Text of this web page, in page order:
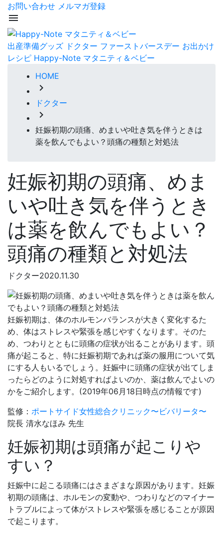
お問い合わせ メルマガ登録
menu
出産準備グッズ ドクター ファーストバースデー お出かけ
レシピ Happy-Note マタニティ＆ベビー
HOME
chevron_right
ドクター
chevron_right
妊娠初期の頭痛、めまいや吐き気を伴うときは
薬を飲んでもよい？頭痛の種類と対処法
妊娠初期の頭痛、めま
いや吐き気を伴うとき
は薬を飲んでもよい？
頭痛の種類と対処法
ドクター2020.11.30
妊娠初期は、体のホルモンバランスが大きく変化するた
め、体はストレスや緊張を感じやすくなります。そのた
め、つわりとともに頭痛の症状が出ることがあります。頭
痛が起こると、特に妊娠初期であれば薬の服用について気
にする人もいるでしょう。妊娠中に頭痛の症状が出てしま
ったらどのように対処すればよいのか、薬は飲んでよいの
かをご紹介します。(2019年06月18日時点の情報です)
監修： ポートサイド女性総合クリニック〜ビバリータ〜
院長 清水なほみ 先生
妊娠初期は頭痛が起こりや
すい？
妊娠中に起こる頭痛にはさまざまな原因があります。妊娠
初期の頭痛は、ホルモンの変動や、つわりなどのマイナー
トラブルによって体がストレスや緊張を感じることが原因
で起こります。